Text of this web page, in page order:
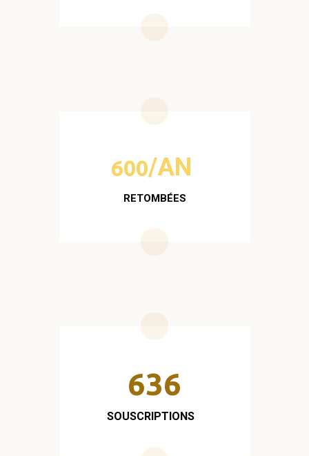
600/AN
RETOMBÉES
636
SOUSCRIPTIONS